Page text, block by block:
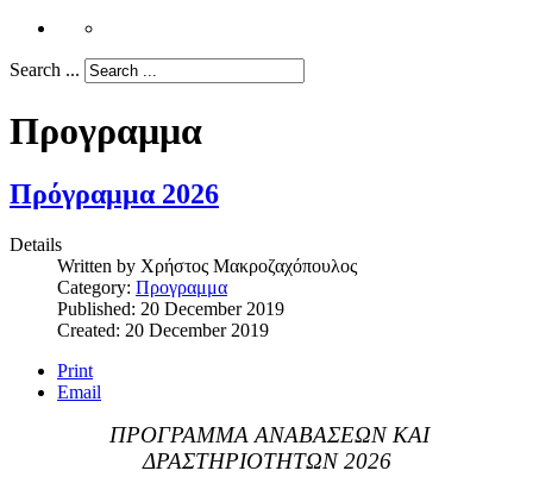
Search ...
Προγραμμα
Πρόγραμμα 2026
Details
Written by Χρήστος Μακροζαχόπουλος
Category: Προγραμμα
Published: 20 December 2019
Created: 20 December 2019
Print
Email
ΠΡΟΓΡΑΜΜΑ ΑΝΑΒΑΣΕΩΝ ΚΑΙ
ΔΡΑΣΤΗΡΙΟΤΗΤΩΝ 2026